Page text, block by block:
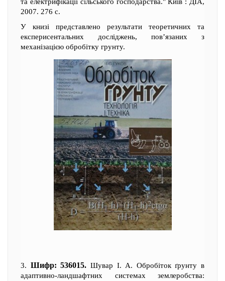
2007. 276 с.
У книзі представлено результати теоретичних та
експерисентальних досліджень, пов’язаних з
механізацією обробітку грунту.
3. Шифр: 536015. Шувар І. А. Обробіток ґрунту в
адаптивно-ландшафтних системах землеробства: